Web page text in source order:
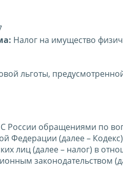
Налог на имущество
льготы,
обращениями по
Федерации (далее –
лиц (далее – налог) в
законодательством